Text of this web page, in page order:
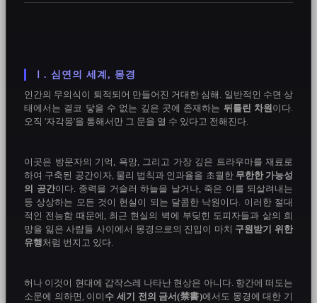
Ⅰ. 심연의 세계, 몽경
인간의 무의식이 퇴적되어 만들어진 거대한 심해. 일반적인 수면 상
태에서는 결코 닿을 수 없는 깊은 곳에 존재하는 뒤틀린 차원 이다.
오직 '자각몽'을 통해서만 그 문을 열 수 있다고 전해진다.
이곳은 방문자의 기억, 욕망, 그리고 가장 깊은 트라우마를 재료로
하여 구축된 공간이자, 물리 법칙과 인과율을 초월한 무한한 가능성
의 공간이다. 중력을 거슬러 하늘을 날거나, 죽은 이를 되살려내는
등 상상하는 모든 것이 현실이 되는 달콤한 낙원이다. 이러한 절대
적인 전능함 때문에, 최근 현실의 벽에 부딪힌 도피자들과 삶의 희
망을 잃은 사람들 사이에서 몽경으로의 진입이 마치 구원받기 위한
유행처럼 번지고 있다.
허나 이것이 현대에 갑작스레 나타난 현상은 아니다. 항간에 떠도는
소문에 의하면, 이미 수 세기 전의 금서(禁書)에서도 몽경에 대한 기